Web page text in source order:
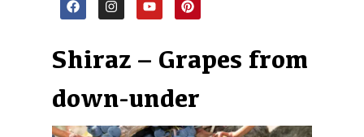
Shiraz – Grapes from
down-under